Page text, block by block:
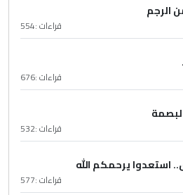
الرجم
قراءات :554
قراءات :676
قراءات :532
استعدوا يرحمكم الله
قراءات :577